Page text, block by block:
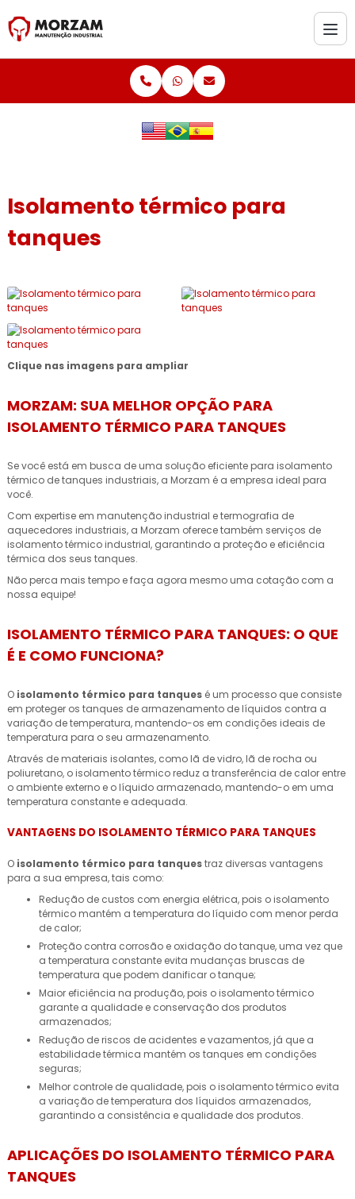
Isolamento térmico para
tanques
Clique nas imagens para ampliar
MORZAM: SUA MELHOR OPÇÃO PARA
ISOLAMENTO TÉRMICO PARA TANQUES
Se você está em busca de uma solução eficiente para isolamento
térmico de tanques industriais, a Morzam é a empresa ideal para
você.
Com expertise em manutenção industrial e termografia de
aquecedores industriais, a Morzam oferece também serviços de
isolamento térmico industrial, garantindo a proteção e eficiência
térmica dos seus tanques.
Não perca mais tempo e faça agora mesmo uma cotação com a
nossa equipe!
ISOLAMENTO TÉRMICO PARA TANQUES: O QUE
É E COMO FUNCIONA?
O isolamento térmico para tanques é um processo que consiste
em proteger os tanques de armazenamento de líquidos contra a
variação de temperatura, mantendo-os em condições ideais de
temperatura para o seu armazenamento.
Através de materiais isolantes, como lã de vidro, lã de rocha ou
poliuretano, o isolamento térmico reduz a transferência de calor entre
o ambiente externo e o líquido armazenado, mantendo-o em uma
temperatura constante e adequada.
VANTAGENS DO ISOLAMENTO TÉRMICO PARA TANQUES
O isolamento térmico para tanquestraz diversas vantagens
para a sua empresa, tais como:
Redução de custos com energia elétrica, pois o isolamento
térmico mantém a temperatura do líquido com menor perda
de calor;
Proteção contra corrosão e oxidação do tanque, uma vez que
a temperatura constante evita mudanças bruscas de
temperatura que podem danificar o tanque;
Maior eficiência na produção, pois o isolamento térmico
garante a qualidade e conservação dos produtos
armazenados;
Redução de riscos de acidentes e vazamentos, já que a
estabilidade térmica mantém os tanques em condições
seguras;
Melhor controle de qualidade, pois o isolamento térmico evita
a variação de temperatura dos líquidos armazenados,
garantindo a consistência e qualidade dos produtos.
APLICAÇÕES DO ISOLAMENTO TÉRMICO PARA
TANQUES